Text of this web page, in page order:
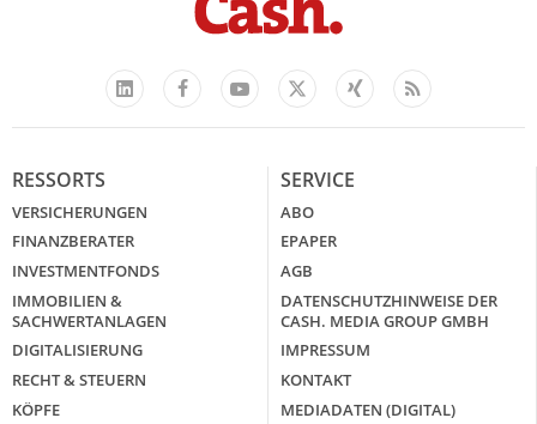
LinkedIn
FacebookYouTube
X
Xing Feed
RESSORTS
VERSICHERUNGEN
FINANZBERATER
INVESTMENTFONDS
IMMOBILIEN &
SACHWERTANLAGEN
DIGITALISIERUNG
RECHT & STEUERN
KÖPFE
SERVICE
ABO
EPAPER
AGB
DATENSCHUTZHINWEISE DER
CASH. MEDIA GROUP GMBH
IMPRESSUM
KONTAKT
MEDIADATEN (DIGITAL)